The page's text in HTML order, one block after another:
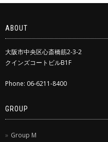
ABOUT
大阪市中央区心斎橋筋2-3-2
クインズコートビルB1F
Phone: 06-6211-8400
GROUP
Group M